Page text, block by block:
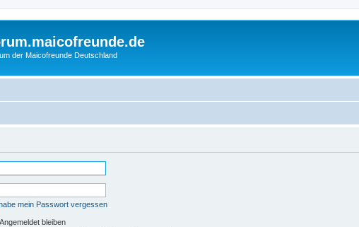
der Maicofreunde Deutschland
mein Passwort vergessen
Angemeldet bleiben